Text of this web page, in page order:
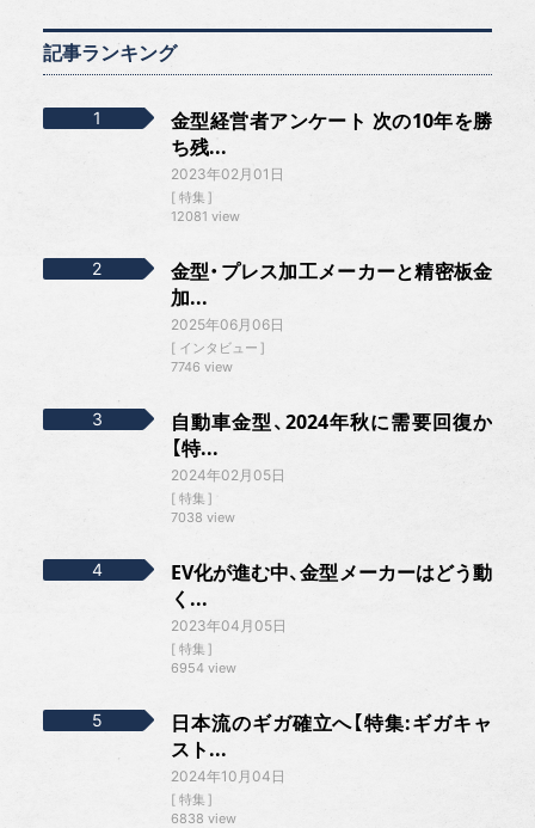
記事ランキング
金型経営者アンケート 次の10年を勝
ち残...
2023年02月01日
特集
12081 view
金型・プレス加工メーカーと精密板金
加...
2025年06月06日
インタビュー
7746 view
自動車金型、2024年秋に需要回復か
【特...
2024年02月05日
特集
7038 view
EV化が進む中、金型メーカーはどう動
く...
2023年04月05日
特集
6954 view
日本流のギガ確立へ【特集:ギガキャ
スト...
2024年10月04日
特集
6838 view